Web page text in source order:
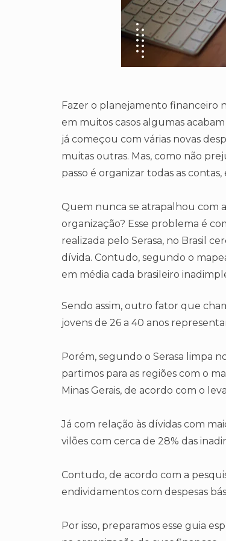
Fazer o planejamento financeiro
em muitos casos algumas
já começou com várias novas
muitas outras. Mas, como não
passo é organizar todas as
Quem nunca se atrapalhou com
organização? Esse problema é
realizada pelo Serasa, no Brasil
dívida. Contudo, segundo o
em média cada brasileiro
Sendo assim, outro fator que
jovens de 26 a 40 anos
Porém, segundo o Serasa limpa
partimos para as regiões com o
Minas Gerais, de acordo com o
Já com relação às dívidas com
vilões com cerca de 28% das
Contudo, de acordo com a
endividamentos com despesas
Por isso, preparamos esse guia